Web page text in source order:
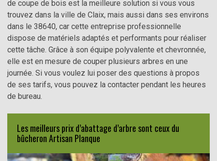
de coupe de bois est la meilleure solution si vous vous
trouvez dans la ville de Claix, mais aussi dans ses environs
dans le 38640, car cette entreprise professionnelle
dispose de matériels adaptés et performants pour réaliser
cette tâche. Grâce à son équipe polyvalente et chevronnée,
elle est en mesure de couper plusieurs arbres en une
journée. Si vous voulez lui poser des questions à propos
de ses tarifs, vous pouvez la contacter pendant les heures
de bureau.
Les meilleurs prix d’abattage d’arbre sont ceux du
bûcheron Artisan Planque